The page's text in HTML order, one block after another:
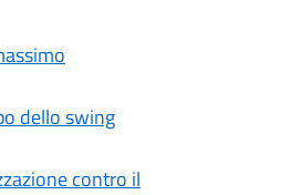
dello swing
contro il